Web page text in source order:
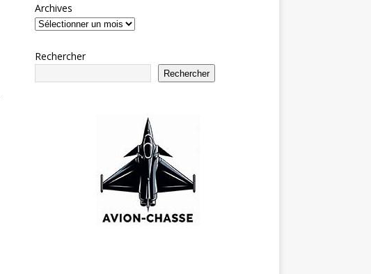
Archives
Rechercher
Rechercher